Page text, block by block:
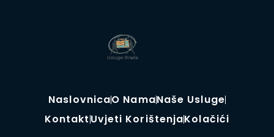
NaslovnicaO NamaNaše Usluge
KontaktUvjeti KorištenjaKolačići